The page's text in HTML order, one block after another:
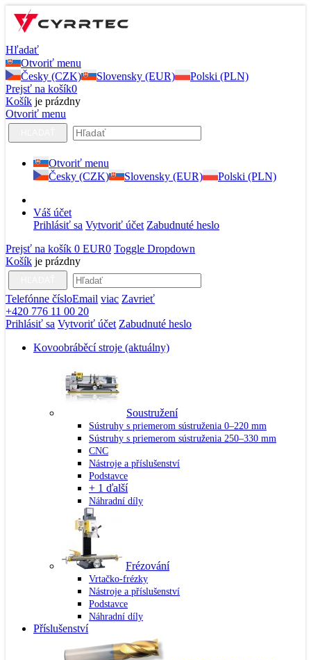
Hľadať
Otvoriť menu
Česky (CZK)
Slovensky (EUR)
Polski (PLN)
Prejsť na košík0
Košík je prázdny
Otvoriť menu
Otvoriť menu
Česky (CZK)
Slovensky (EUR) Polski (PLN)
Váš účet
Prihlásiť sa Vytvoriť účet Zabudnuté heslo
Prejsť na košík 0 EUR0 Toggle Dropdown
Košík je prázdny
Telefónne čísloEmail viac Zavrieť
+420 776 11 00 20
Prihlásiť sa Vytvoriť účet Zabudnuté heslo
Kovoobráběcí stroje (aktuálny)
Soustružení
Sústruhy s priemerom sústruženia 0–220 mm
Sústruhy s priemerom sústruženia 250–330 mm
CNC
Nástroje a příslušenství
Podstavce
+ 1 ďalší
Náhradní díly
Frézování
Vrtačko-frézky
Nástroje a příslušenství
Podstavce
Náhradní díly
Příslušenství